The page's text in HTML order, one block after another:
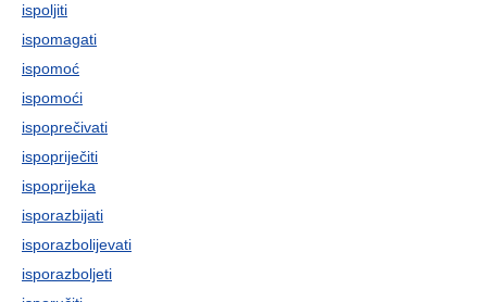
ispoljiti
ispomagati
ispomoć
ispomoći
ispoprečivati
ispopriječiti
ispoprijeka
isporazbijati
isporazbolijevati
isporazboljeti